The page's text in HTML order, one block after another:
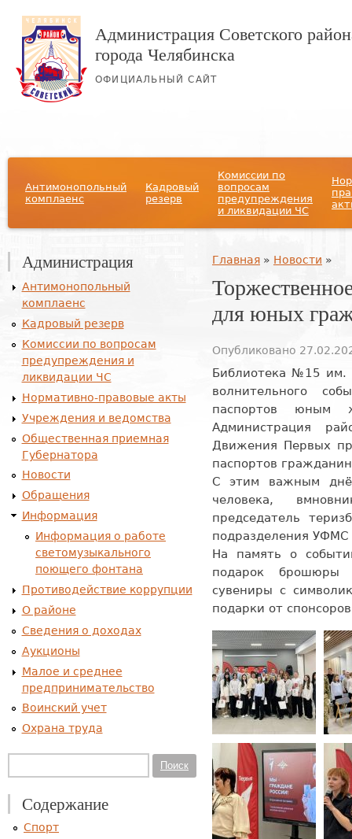
Администрация Советского
города Челябинска
ОФИЦИАЛЬНЫЙ САЙТ
Антимонопольный
комплаенс
Кадровый
резерв
Комиссии по
вопросам
предупреждения
и ликвидации ЧС
Вы здесь
Главная » Новости »
для юных
Опубликовано
Библиотека №15 им.
волнительного
паспортов юным
Администрация
Движения Первых
паспортов
С этим важным
человека,
председатель
подразделения УФМС
На память о
подарок брошюры
сувениры с
подарки от
Администрация
Антимонопольный
комплаенс
Кадровый резерв
Комиссии по вопросам
предупреждения и
ликвидации ЧС
Нормативно-правовые акты
Учреждения и ведомства
Общественная приемная
Губернатора
Новости
Обращения
Информация
Информация о работе
светомузыкального
поющего фонтана
Противодействие коррупции
О районе
Сведения о доходах
Аукционы
Малое и среднее
предпринимательство
Воинский учет
Охрана труда
Поиск
Содержание
Спорт